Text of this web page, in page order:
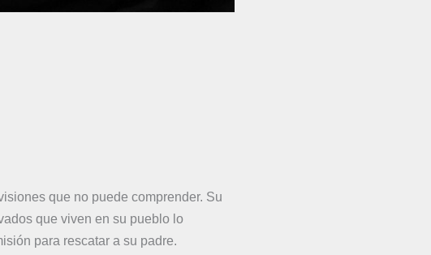
que no puede comprender. Su
que viven en su pueblo lo
para rescatar a su padre.